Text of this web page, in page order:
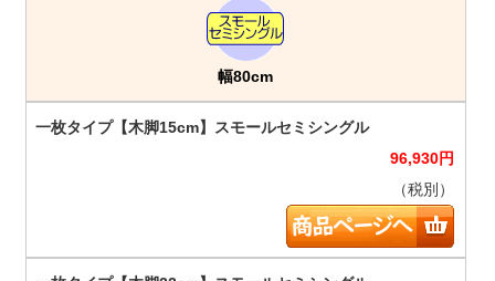
幅80cm
96,930円
（税別）